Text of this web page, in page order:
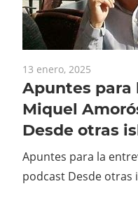
13 enero, 2025
Apuntes para
Miquel
Desde otras
Apuntes para la
podcast Desde otras